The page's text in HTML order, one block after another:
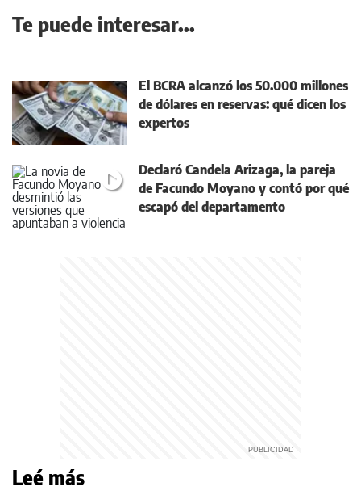
Te puede interesar...
El BCRA alcanzó los 50.000 millones
de dólares en reservas: qué dicen los
expertos
Declaró Candela Arizaga, la pareja
de Facundo Moyano y contó por qué
escapó del departamento
Leé más